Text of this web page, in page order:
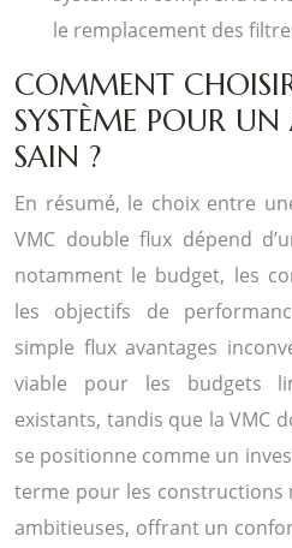
le remplacement des
COMMENT
SYSTÈME POUR
SAIN ?
En résumé, le choix entre
VMC double flux dépend
notamment le budget, les
les objectifs de
simple flux avantages
viable pour les budgets
existants, tandis que la VMC
se positionne comme un
terme pour les constructions
ambitieuses, offrant un